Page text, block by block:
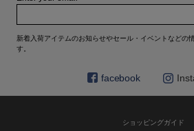
新着入荷アイテムのお知らせやセール・イベントなどの
す。
facebook
ショッピングガイド